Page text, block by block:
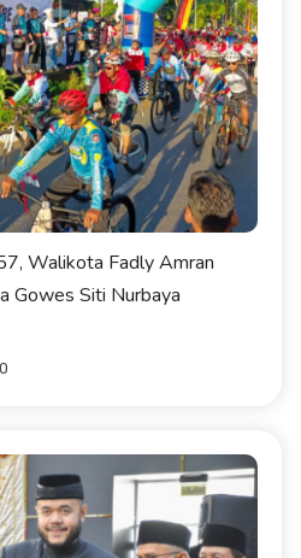
Walikota Fadly Amran
Gowes Siti Nurbaya
0